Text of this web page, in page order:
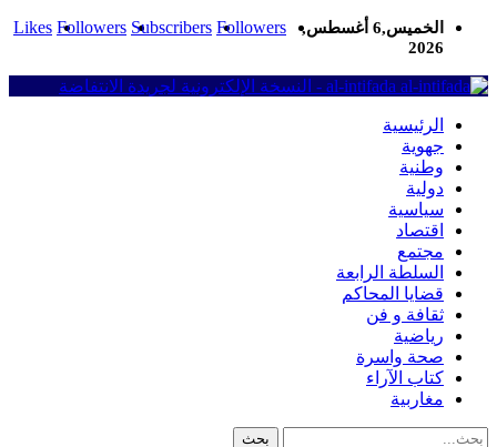
Likes Followers Subscribers Followers
الخميس,6 أغسطس,
2026
al-intifada - النسخة الإلكترونية لجريدة الانتفاضة
الرئيسية
جهوية
وطنية
دولية
سياسية
اقتصاد
مجتمع
السلطة الرابعة
قضايا المحاكم
ثقافة و فن
رياضية
صحة واسرة
كتاب الآراء
مغاربية